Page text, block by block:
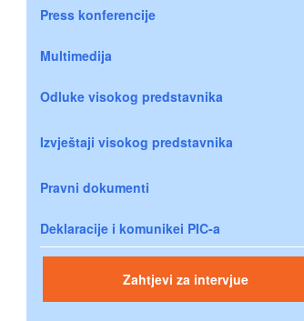
Press konferencije
Multimedija
Odluke visokog predstavnika
Izvještaji visokog predstavnika
Pravni dokumenti
Deklaracije i komunikei PIC-a
Zahtjevi za intervjue